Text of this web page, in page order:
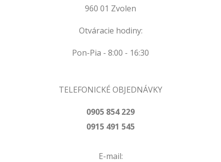
960 01 Zvolen
Otváracie hodiny:
Pon-Pia - 8:00 - 16:30
TELEFONICKÉ OBJEDNÁVKY
0905 854 229
0915 491 545
E-mail: